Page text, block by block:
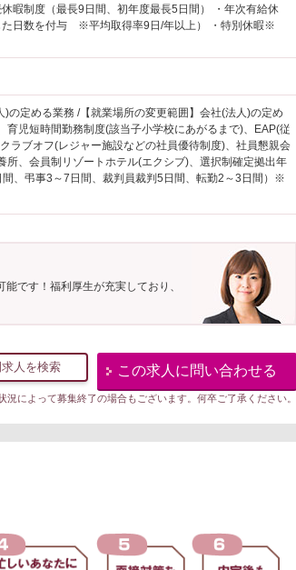
暇制度（最長9日間、初年度最長5日間） ・年次有給休
た日数を付与 ※平均取得率9日/年以上） ・特別休暇※
)の定める業務 /【就業場所の変更範囲】会社(法人)の定め
児短時間勤務制度(該当子小学校にあがるまで)、EAP(従
ラブオフ(レジャー施設などの社員優待制度)、社員懇親会
所、会員制リゾートホテル(エクシブ)、選択制確定拠出年
、弔事3～7日間、裁判員裁判5日間、転勤2～3日間）※
です！福利厚生が充実しており、
人を検索 この求人に問い合わせる
況によって募集終了の場合もございます。何卒ご了承ください。